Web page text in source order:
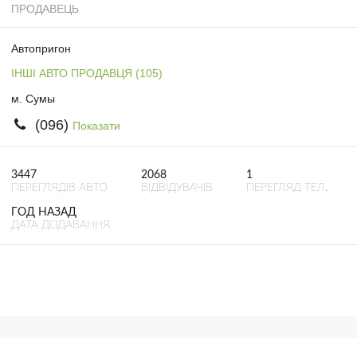
ПРОДАВЕЦЬ
Автопригон
ІНШІ АВТО ПРОДАВЦЯ (105)
м. Сумы
(096) Показати
3447
ПЕРЕГЛЯДІВ АВТО
2068
ВІДВІДУВАЧІВ
1
ПЕРЕГЛЯД ТЕЛ.
ГОД НАЗАД
ДАТА ДОДАВАННЯ